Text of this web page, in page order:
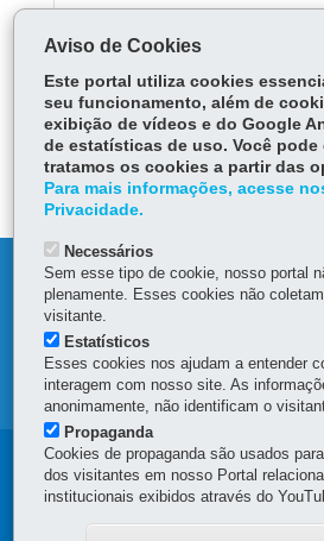
Consultar linhas de
ÓRGÃO RESPONSÁVEL
DEIXE SUA OPINIÃO
MAPA DO SITE
DENUNCIE CORRUPÇÃO
Navegação
principal
Aviso de Cookies
Este portal utiliza cookies
seu funcionamento, além de
exibição de vídeos e do Google
de estatísticas de uso. Você pode
tratamos os cookies a partir das
Para mais informações, acesse
Privacidade.
Necessários
Sem esse tipo de cookie, nosso portal
plenamente. Esses cookies não
visitante.
Estatísticos
Esses cookies nos ajudam a entender
interagem com nosso site. As
anonimamente, não identificam o
Propaganda
Cookies de propaganda são usados
dos visitantes em nosso Portal
institucionais exibidos através do